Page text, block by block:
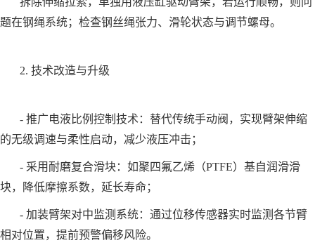
题在钢绳系统；检查钢丝绳张力、滑轮状态与调节螺母。
2. 技术改造与升级
- 推广电液比例控制技术：替代传统手动阀，实现臂架伸缩
的无级调速与柔性启动，减少液压冲击；
- 采用耐磨复合滑块：如聚四氟乙烯（PTFE）基自润滑滑
块，降低摩擦系数，延长寿命；
- 加装臂架对中监测系统：通过位移传感器实时监测各节臂
相对位置，提前预警偏移风险。